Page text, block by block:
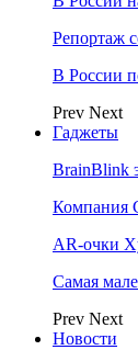
Репортаж
В России
Prev Next
Гаджеты
BrainBlink
Компания
AR-очки
Самая
Prev Next
Новости